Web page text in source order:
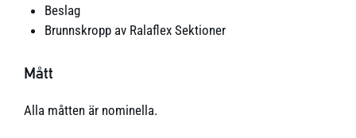
Beslag
Brunnskropp av Ralaflex Sektioner
Mått
Alla måtten är nominella.